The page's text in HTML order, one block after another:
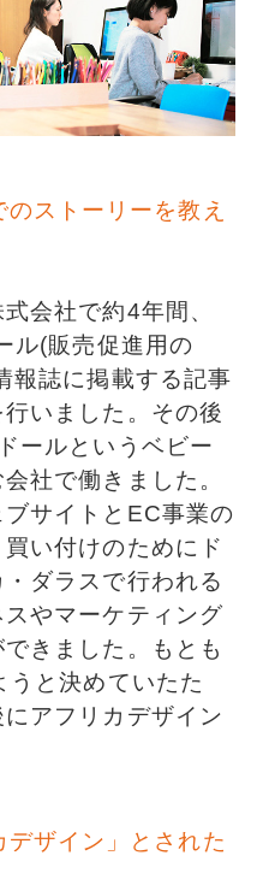
ストーリーを教え
会社で約4年間、
ル(販売促進用の
報誌に掲載する記事
いました。その後
ールというベビー
社で働きました。
サイトとEC事業の
い付けのためにド
ダラスで行われる
やマーケティング
きました。もとも
うと決めていたた
アフリカデザイン
ザイン」とされた